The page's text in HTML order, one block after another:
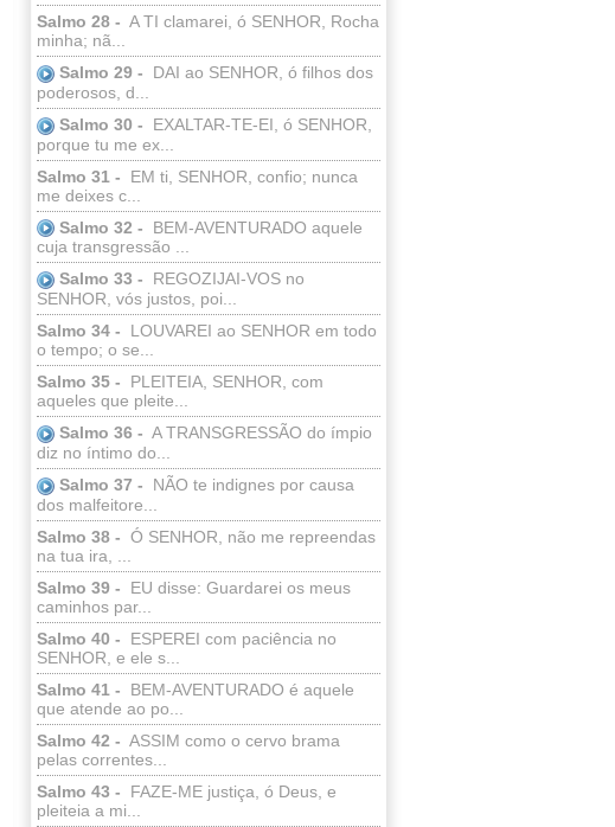
Salmo 28 - A TI clamarei, ó SENHOR, Rocha
minha; nã...
Salmo 29 -
DAI ao SENHOR, ó filhos dos
poderosos, d...
Salmo 30 -
EXALTAR-TE-EI, ó SENHOR,
porque tu me ex...
Salmo 31 -
EM ti, SENHOR, confio; nunca
me deixes c...
Salmo 32 -
BEM-AVENTURADO aquele
cuja transgressão ...
Salmo 33 -
REGOZIJAI-VOS no
SENHOR, vós justos, poi...
Salmo 34 -
LOUVAREI ao SENHOR em todo
o tempo; o se...
Salmo 35 -
PLEITEIA, SENHOR, com
aqueles que pleite...
Salmo 36 - A TRANSGRESSÃO do ímpio
diz no íntimo do...
Salmo 37 -
NÃO te indignes por causa
dos malfeitore...
Salmo 38 - Ó SENHOR, não me repreendas
na tua ira, ...
Salmo 39 -
EU disse: Guardarei os meus
caminhos par...
Salmo 40 -
ESPEREI com paciência no
SENHOR, e ele s...
Salmo 41 -
BEM-AVENTURADO é aquele
que atende ao po...
Salmo 42 - ASSIM como o cervo brama
pelas correntes...
Salmo 43 -
FAZE-ME justiça, ó Deus, e
pleiteia a mi...